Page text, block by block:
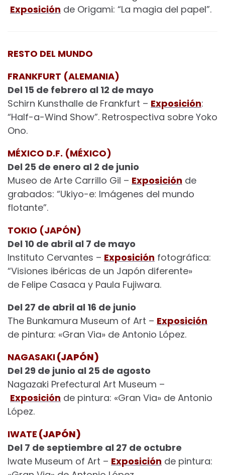
Exposición de Origami: “La magia del papel”.
RESTO DEL MUNDO
FRANKFURT (ALEMANIA)
Del 15 de febrero al 12 de mayo
Schirn Kunsthalle de Frankfurt – Exposición:
“Half-a-Wind Show”. Retrospectiva sobre Yoko
Ono.
MÉXICO D.F. (MÉXICO)
Del 25 de enero al 2 de junio
Museo de Arte Carrillo Gil – Exposición de
grabados: “Ukiyo-e: Imágenes del mundo
flotante”.
TOKIO (JAPÓN)
Del 10 de abril al 7 de mayo
Instituto Cervantes – Exposición fotográfica:
“Visiones ibéricas de un Japón diferente»
de Felipe Casaca y Paula Fujiwara.
Del 27 de abril al 16 de junio
The Bunkamura Museum of Art – Exposición
de pintura: «Gran Via» de Antonio López.
NAGASAKI(JAPÓN)
Del 29 de junio al 25 de agosto
Nagazaki Prefectural Art Museum –
Exposición de pintura: «Gran Via» de Antonio
López.
IWATE (JAPÓN)
Del 7 de septiembre al 27 de octubre
Iwate Museum of Art – Exposición de pintura: